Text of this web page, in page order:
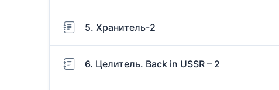
5. Хранитель-2
6. Целитель. Back in USSR – 2